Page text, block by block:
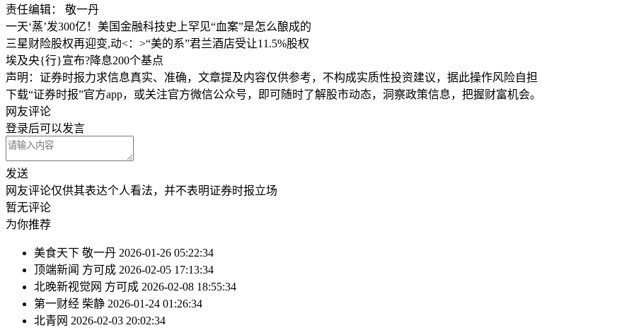
责任编辑： 敬一丹
一天‘蒸’发300亿！美国金融科技史上罕见“血案”是怎么酿成的
三星财险股权再迎变,动<：>“美的系”君兰酒店受让11.5%股权
埃及央{行}宣布?降息200个基点
声明：证券时报力求信息真实、准确，文章提及内容仅供参考，不构成实质性投资建议，据此操作风险自担
下载“证券时报”官方app，或关注官方微信公众号，即可随时了解股市动态，洞察政策信息，把握财富机会。
网友评论
登录后可以发言
发送
网友评论仅供其表达个人看法，并不表明证券时报立场
暂无评论
为你推荐
美食天下 敬一丹 2026-01-26 05:22:34
顶端新闻 方可成 2026-02-05 17:13:34
北晚新视觉网 方可成 2026-02-08 18:55:34
第一财经 柴静 2026-01-24 01:26:34
北青网 2026-02-03 20:02:34